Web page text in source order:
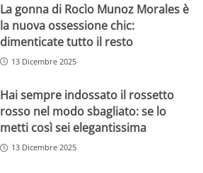
La gonna di Rocìo Munoz Morales è
la nuova ossessione chic:
dimenticate tutto il resto
13 Dicembre 2025
Hai sempre indossato il rossetto
rosso nel modo sbagliato: se lo
metti così sei elegantissima
13 Dicembre 2025